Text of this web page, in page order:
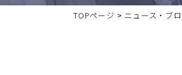
TOPページ > ニュース・ブ